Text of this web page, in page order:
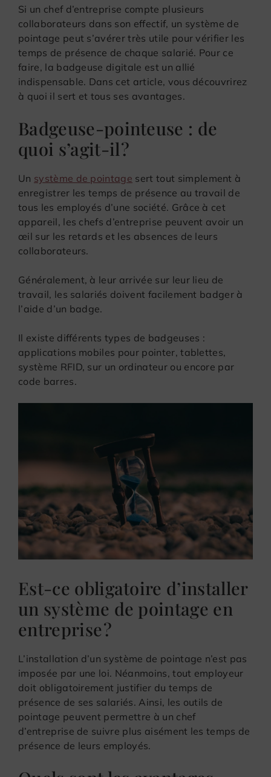
Si un chef d’entreprise compte plusieurs
collaborateurs dans son effectif, un système de
pointage peut s’avérer très utile pour vérifier les
temps de présence de chaque salarié. Pour ce
faire, la badgeuse digitale est un allié
indispensable. Dans cet article, vous découvrirez
à quoi il sert et tous ses avantages.
Badgeuse-pointeuse : de
quoi s’agit-il ?
Un système de pointage sert tout simplement à
enregistrer les temps de présence au travail de
tous les employés d’une société. Grâce à cet
appareil, les chefs d’entreprise peuvent avoir un
œil sur les retards et les absences de leurs
collaborateurs.
Généralement, à leur arrivée sur leur lieu de
travail, les salariés doivent facilement badger à
l’aide d’un badge.
Il existe différents types de badgeuses :
applications mobiles pour pointer, tablettes,
système RFID, sur un ordinateur ou encore par
code barres.
Est-ce obligatoire d’installer
un système de pointage en
entreprise ?
L’installation d’un système de pointage n’est pas
imposée par une loi. Néanmoins, tout employeur
doit obligatoirement justifier du temps de
présence de ses salariés. Ainsi, les outils de
pointage peuvent permettre à un chef
d’entreprise de suivre plus aisément les temps de
présence de leurs employés.